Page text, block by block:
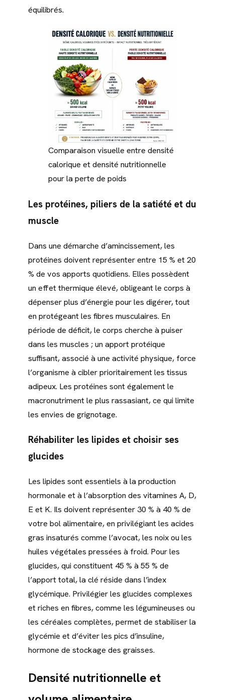
équilibrés.
Comparaison visuelle entre densité
calorique et densité nutritionnelle
pour la perte de poids
Les protéines, piliers de la satiété et du
muscle
Dans une démarche d’amincissement, les
protéines doivent représenter entre 15 % et 20
% de vos apports quotidiens. Elles possèdent
un effet thermique élevé, obligeant le corps à
dépenser plus d’énergie pour les digérer, tout
en protégeant les fibres musculaires. En
période de déficit, le corps cherche à puiser
dans les muscles ; un apport protéique
suffisant, associé à une activité physique, force
l’organisme à cibler prioritairement les tissus
adipeux. Les protéines sont également le
macronutriment le plus rassasiant, ce qui limite
les envies de grignotage.
Réhabiliter les lipides et choisir ses
glucides
Les lipides sont essentiels à la production
hormonale et à l’absorption des vitamines A, D,
E et K. Ils doivent représenter 30 % à 40 % de
votre bol alimentaire, en privilégiant les acides
gras insaturés comme l’avocat, les noix ou les
huiles végétales pressées à froid. Pour les
glucides, qui constituent 45 % à 55 % de
l’apport total, la clé réside dans l’index
glycémique. Privilégier les glucides complexes
et riches en fibres, comme les légumineuses ou
les céréales complètes, permet de stabiliser la
glycémie et d’éviter les pics d’insuline,
hormone de stockage des graisses.
Densité nutritionnelle et